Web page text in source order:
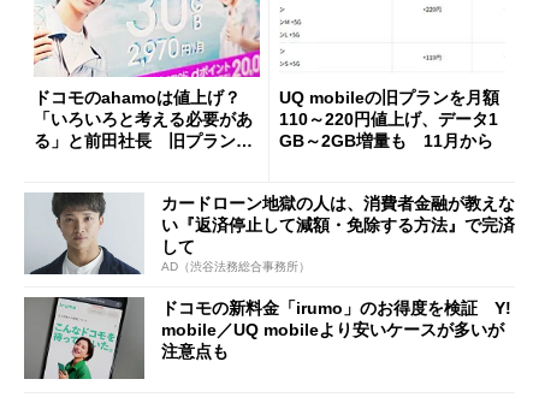
ドコモのahamoは値上げ？
「いろいろと考える必要があ
る」と前田社長 旧プランの
UQ mobileの旧プランを月額
110～220円値上げ、データ1
GB～2GB増量も 11月から
カードローン地獄の人は、消費者金融が教えな
い『返済停止して減額・免除する方法』で完済
して
AD（渋谷法務総合事務所）
ドコモの新料金「irumo」のお得度を検証 Y!
mobile／UQ mobileより安いケースが多いが
注意点も